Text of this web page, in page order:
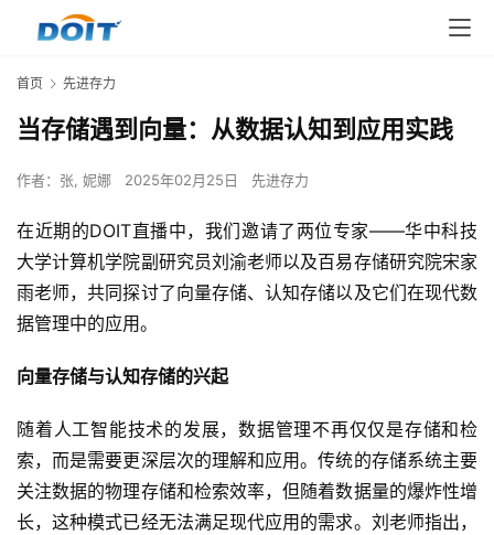
首页 先进存力
当存储遇到向量：从数据认知到应用实践
作者： 张, 妮娜 2025年02月25日 先进存力
在近期的DOIT直播中，我们邀请了两位专家——华中科技
大学计算机学院副研究员刘渝老师以及百易存储研究院宋家
雨老师，共同探讨了向量存储、认知存储以及它们在现代数
据管理中的应用。
向量存储与认知存储的兴起
随着人工智能技术的发展，数据管理不再仅仅是存储和检
索，而是需要更深层次的理解和应用。传统的存储系统主要
关注数据的物理存储和检索效率，但随着数据量的爆炸性增
长，这种模式已经无法满足现代应用的需求。刘老师指出，